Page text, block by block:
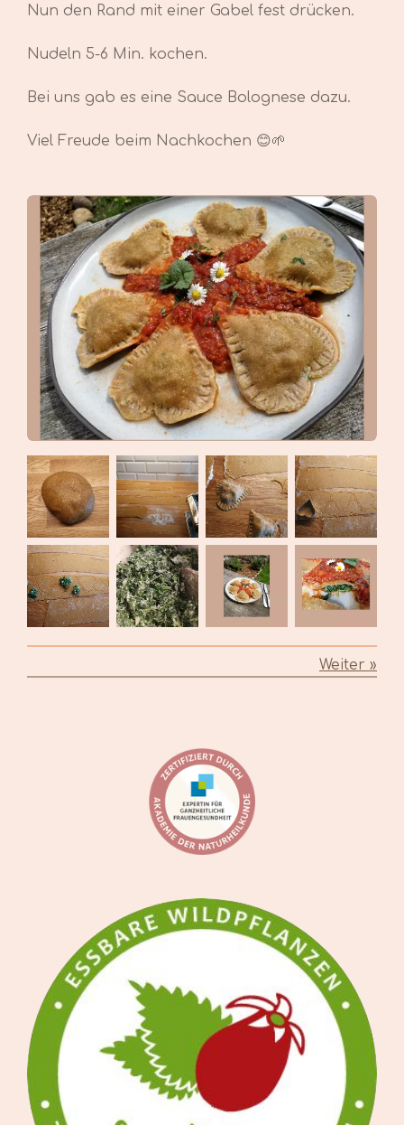
Nun den Rand mit einer Gabel fest drücken.
Nudeln 5-6 Min. kochen.
Bei uns gab es eine Sauce Bolognese dazu.
Viel Freude beim Nachkochen 😊🌱
Weiter »